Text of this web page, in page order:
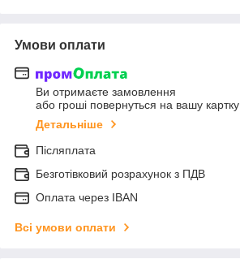
Умови оплати
Ви отримаєте замовлення
або гроші повернуться на вашу картку
Детальніше
Післяплата
Безготівковий розрахунок з ПДВ
Оплата через IBAN
Всі умови оплати